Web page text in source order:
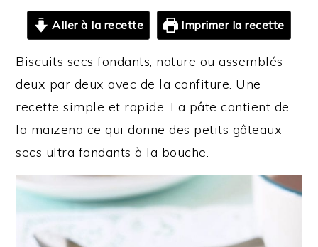
Aller à la recette Imprimer la recette
Biscuits secs fondants, nature ou assemblés
deux par deux avec de la confiture. Une
recette simple et rapide. La pâte contient de
la maïzena ce qui donne des petits gâteaux
secs ultra fondants à la bouche.